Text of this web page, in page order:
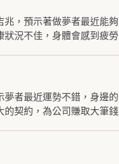
兆，預示著做夢者最近能
狀況不佳，身體會感到疲
夢者最近運勢不錯，身邊
的契約，為公司賺取大筆